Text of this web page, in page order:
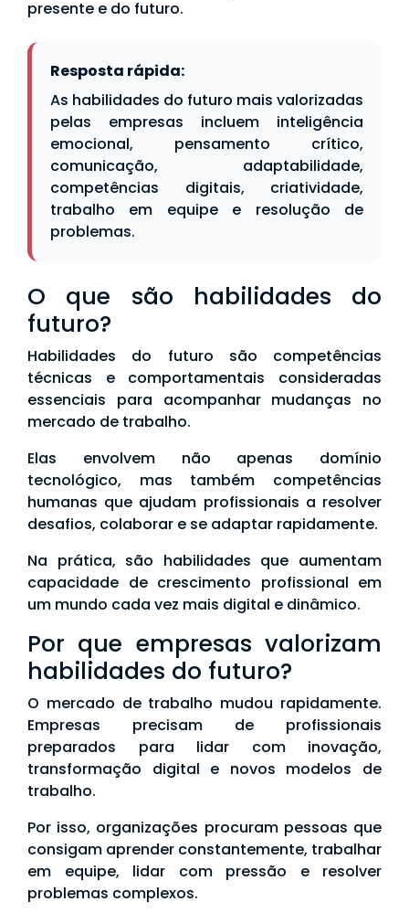
presente e do futuro.
Resposta rápida:
As habilidades do futuro mais valorizadas
pelas empresas incluem inteligência
emocional, pensamento crítico,
comunicação, adaptabilidade,
competências digitais, criatividade,
trabalho em equipe e resolução de
problemas.
O que são habilidades do
futuro?
Habilidades do futuro são competências
técnicas e comportamentais consideradas
essenciais para acompanhar mudanças no
mercado de trabalho.
Elas envolvem não apenas domínio
tecnológico, mas também competências
humanas que ajudam profissionais a resolver
desafios, colaborar e se adaptar rapidamente.
Na prática, são habilidades que aumentam
capacidade de crescimento profissional em
um mundo cada vez mais digital e dinâmico.
Por que empresas valorizam
habilidades do futuro?
O mercado de trabalho mudou rapidamente.
Empresas precisam de profissionais
preparados para lidar com inovação,
transformação digital e novos modelos de
trabalho.
Por isso, organizações procuram pessoas que
consigam aprender constantemente, trabalhar
em equipe, lidar com pressão e resolver
problemas complexos.